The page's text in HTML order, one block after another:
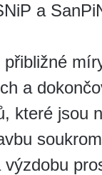
a
a
které jsou
výzdobu